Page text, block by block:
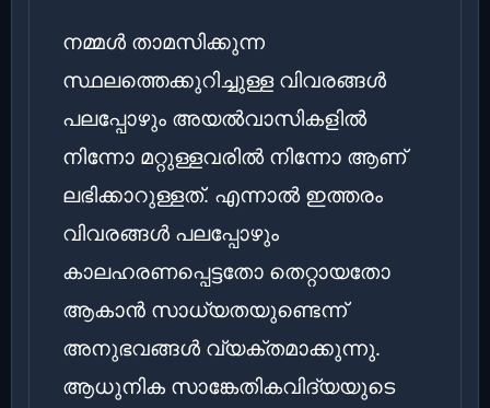
നമ്മൾ താമസിക്കുന്ന
സ്ഥലത്തെക്കുറിച്ചുള്ള വിവരങ്ങൾ
പലപ്പോഴും അയൽവാസികളിൽ
നിന്നോ മറ്റുള്ളവരിൽ നിന്നോ ആണ്
ലഭിക്കാറുള്ളത്. എന്നാൽ ഇത്തരം
വിവരങ്ങൾ പലപ്പോഴും
കാലഹരണപ്പെട്ടതോ തെറ്റായതോ
ആകാൻ സാധ്യതയുണ്ടെന്ന്
അനുഭവങ്ങൾ വ്യക്തമാക്കുന്നു.
ആധുനിക സാങ്കേതികവിദ്യയുടെ